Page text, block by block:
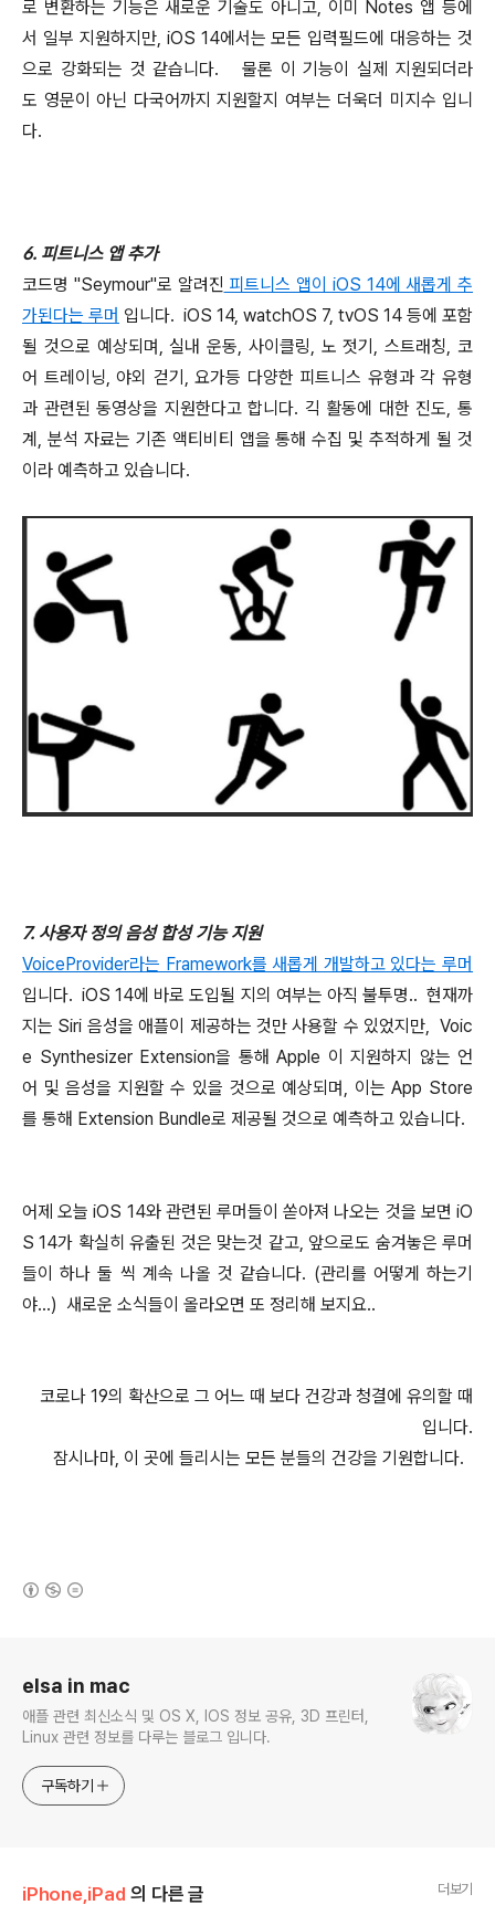
로 변환하는 기능은 새로운 기술도 아니고, 이미 Notes 앱 등에
서 일부 지원하지만, iOS 14에서는 모든 입력필드에 대응하는 것
으로 강화되는 것 같습니다. 물론 이 기능이 실제 지원되더라
도 영문이 아닌 다국어까지 지원할지 여부는 더욱더 미지수 입니
다.
6. 피트니스 앱 추가
코드명 "Seymour"로 알려진 피트니스 앱이 iOS 14에 새롭게 추
가된다는 루머 입니다. iOS 14, watchOS 7, tvOS 14 등에 포함
될 것으로 예상되며, 실내 운동, 사이클링, 노 젓기, 스트래칭, 코
어 트레이닝, 야외 걷기, 요가등 다양한 피트니스 유형과 각 유형
과 관련된 동영상을 지원한다고 합니다. 긱 활동에 대한 진도, 통
계, 분석 자료는 기존 액티비티 앱을 통해 수집 및 추적하게 될 것
이라 예측하고 있습니다.
7. 사용자 정의 음성 합성 기능 지원
VoiceProvider라는 Framework를 새롭게 개발하고 있다는 루머
입니다. iOS 14에 바로 도입될 지의 여부는 아직 불투명.. 현재까
지는 Siri 음성을 애플이 제공하는 것만 사용할 수 있었지만, Voic
e Synthesizer Extension을 통해 Apple 이 지원하지 않는 언
어 및 음성을 지원할 수 있을 것으로 예상되며, 이는 App Store
를 통해 Extension Bundle로 제공될 것으로 예측하고 있습니다.
어제 오늘 iOS 14와 관련된 루머들이 쏟아져 나오는 것을 보면 iO
S 14가 확실히 유출된 것은 맞는것 같고, 앞으로도 숨겨놓은 루머
들이 하나 둘 씩 계속 나올 것 같습니다. (관리를 어떻게 하는기
야...) 새로운 소식들이 올라오면 또 정리해 보지요..
코로나 19의 확산으로 그 어느 때 보다 건강과 청결에 유의할 때
입니다.
잠시나마, 이 곳에 들리시는 모든 분들의 건강을 기원합니다.
elsa in mac
애플 관련 최신소식 및 OS X, IOS 정보 공유, 3D 프린터,
Linux 관련 정보를 다루는 블로그 입니다.
구독하기
iPhone,iPad 의 다른 글 더보기